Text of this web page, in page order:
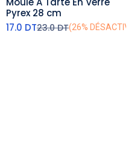
ajouter au panier
Pyrex 28 cm
17.0 DT23.0DT(26% DÉSACTIVÉ)